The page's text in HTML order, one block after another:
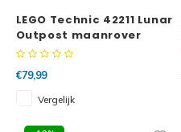
LEGO Technic 42211 Lunar
Outpost maanrover
ruimtevoertuig
€79,99
Vergelijk